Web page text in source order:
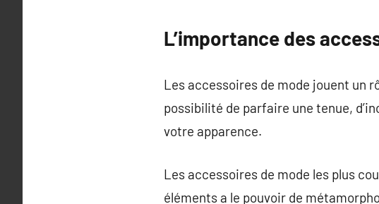
L’importance des
Les accessoires de mode jouent un
possibilité de parfaire une tenue,
votre apparence.
Les accessoires de mode les plus
éléments a le pouvoir de